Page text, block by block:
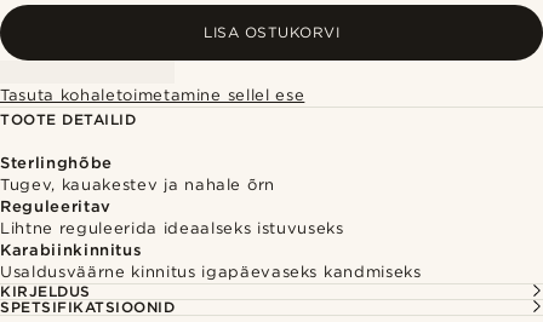
LISA OSTUKORVI
Tasuta kohaletoimetamine sellel ese
TOOTE DETAILID
Sterlinghõbe
Tugev, kauakestev ja nahale õrn
Reguleeritav
Lihtne reguleerida ideaalseks istuvuseks
Karabiinkinnitus
Usaldusväärne kinnitus igapäevaseks kandmiseks
KIRJELDUS
SPETSIFIKATSIOONID